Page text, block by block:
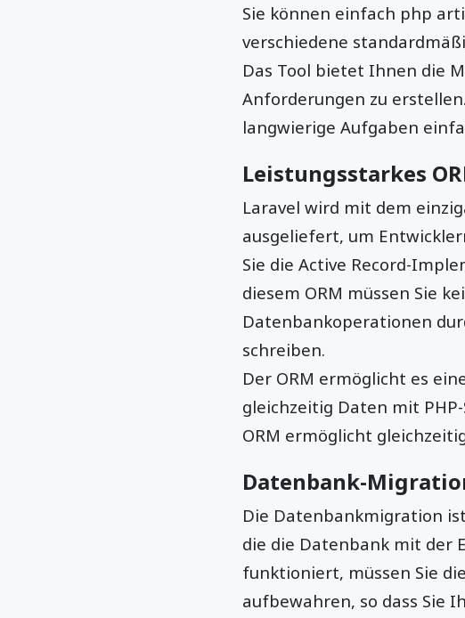
Sie können einfach php
verschiedene
Das Tool bietet Ihnen die
Anforderungen zu
langwierige Aufgaben
Leistungsstarkes
Laravel wird mit dem
ausgeliefert, um
Sie die Active Record-
diesem ORM müssen Sie
Datenbankoperationen
schreiben.
Der ORM ermöglicht es
gleichzeitig Daten mit
ORM ermöglicht
Datenbank-
Die Datenbankmigration
die die Datenbank mit der
funktioniert, müssen Sie
aufbewahren, so dass Sie